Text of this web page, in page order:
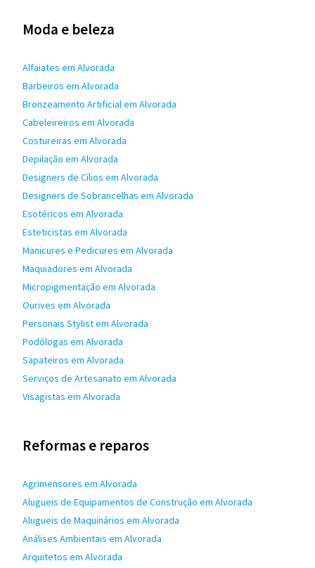
Moda e beleza
Alfaiates em Alvorada
Barbeiros em Alvorada
Bronzeamento Artificial em Alvorada
Cabeleireiros em Alvorada
Costureiras em Alvorada
Depilação em Alvorada
Designers de Cílios em Alvorada
Designers de Sobrancelhas em Alvorada
Esotéricos em Alvorada
Esteticistas em Alvorada
Manicures e Pedicures em Alvorada
Maquiadores em Alvorada
Micropigmentação em Alvorada
Ourives em Alvorada
Personais Stylist em Alvorada
Podólogas em Alvorada
Sapateiros em Alvorada
Serviços de Artesanato em Alvorada
Visagistas em Alvorada
Reformas e reparos
Agrimensores em Alvorada
Alugueis de Equipamentos de Construção em Alvorada
Alugueis de Maquinários em Alvorada
Análises Ambientais em Alvorada
Arquitetos em Alvorada